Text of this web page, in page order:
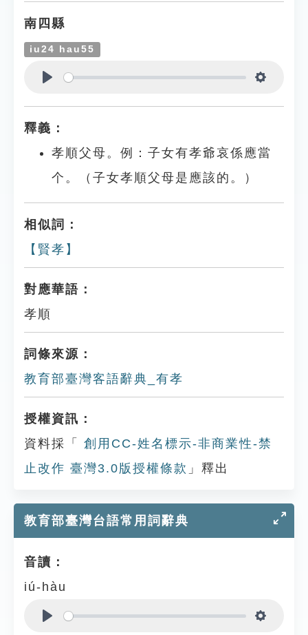
南四縣
iu24 hau55
釋義：
孝順父母。例：子女有孝爺哀係應當
个。（子女孝順父母是應該的。）
相似詞：
【賢孝】
對應華語：
孝順
詞條來源：
教育部臺灣客語辭典_有孝
授權資訊：
資料採「
創用CC-姓名標示-非商業性-禁
止改作 臺灣3.0版授權條款 」釋出
教育部臺灣台語常用詞辭典
音讀：
iú-hàu